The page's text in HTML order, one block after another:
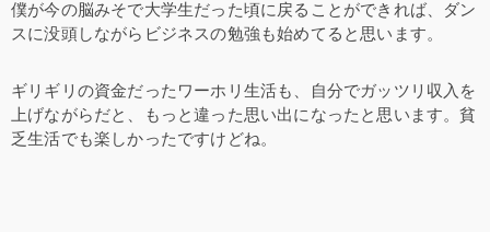
僕が今の脳みそで大学生だった頃に戻ることができれば、ダン
スに没頭しながらビジネスの勉強も始めてると思います。
ギリギリの資金だったワーホリ生活も、自分でガッツリ収入を
上げながらだと、もっと違った思い出になったと思います。貧
乏生活でも楽しかったですけどね。